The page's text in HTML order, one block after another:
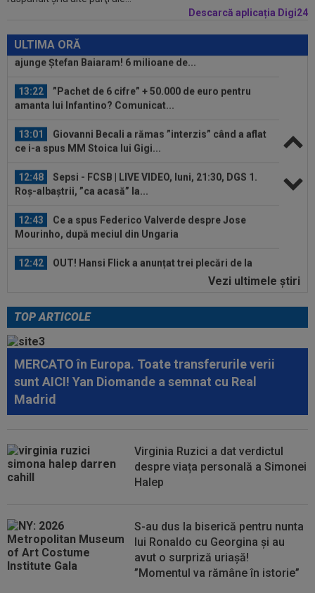
Descarcă aplicația Digi24
ULTIMA ORĂ
ajunge Ștefan Baiaram! 6 milioane de...
13:22
”Pachet de 6 cifre” + 50.000 de euro pentru
amanta lui Infantino? Comunicat...
ce i-a spus MM Stoica lui Gigi...
Sepsi - FCSB | LIVE VIDEO, luni, 21:30, DGS 1.
Roș-albaștrii, ”ca acasă” la...
12:43
Ce a spus Federico Valverde despre Jose
Mourinho, după meciul din Ungaria
OUT! Hansi Flick a anunțat trei plecări de la
Barcelona
Antrenorul lui Union SG a dat verdictul, după ce
13:26
Cine e Leonardo Bovio, ”viitorul fundaș al
Italiei” propus de Cristi Chivu la...
13:23
S-a aflat echipa din Serie A la care poate
ajunge Ștefan Baiaram! 6 milioane de...
13:22
”Pachet de 6 cifre” + 50.000 de euro pentru
13:01
Giovanni Becali a rămas ”interzis” când a aflat
ce i-a spus MM Stoica lui Gigi...
Vezi ultimele ştiri
TOP ARTICOLE
MERCATO în Europa. Toate transferurile verii
sunt AICI! Yan Diomande a semnat cu Real
Madrid
Virginia Ruzici a dat verdictul
despre viața personală a Simonei
Halep
S-au dus la biserică pentru nunta
lui Ronaldo cu Georgina și au
avut o surpriză uriașă!
”Momentul va rămâne în istorie”